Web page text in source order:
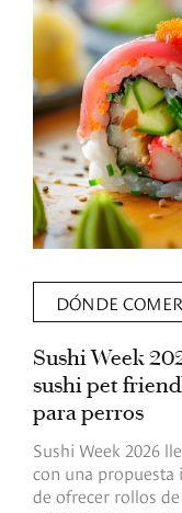
DÓNDE COMER
Sushi Week
sushi pet
para perros
Sushi Week 2026
con una propuesta
de ofrecer rollos